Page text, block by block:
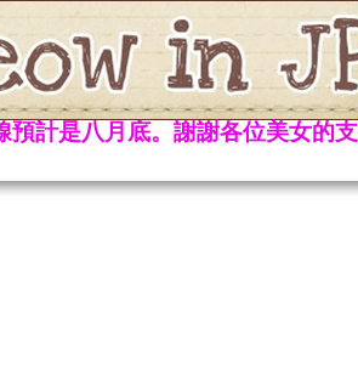
預計是八月底。謝謝各位美女的